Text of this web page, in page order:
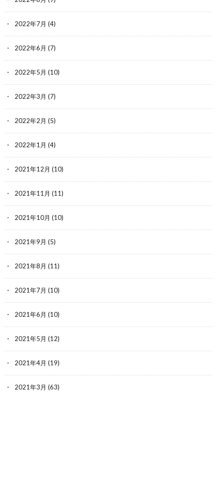
2022年7月 (4)
2022年6月 (7)
2022年5月 (10)
2022年3月 (7)
2022年2月 (5)
2022年1月 (4)
2021年12月 (10)
2021年11月 (11)
2021年10月 (10)
2021年9月 (5)
2021年8月 (11)
2021年7月 (10)
2021年6月 (10)
2021年5月 (12)
2021年4月 (19)
2021年3月 (63)